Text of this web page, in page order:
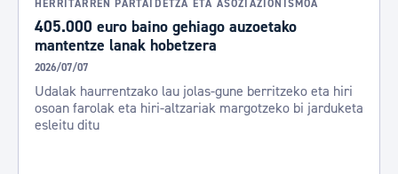
HERRITARREN PARTAIDETZA ETA ASOZIAZIONISMOA
405.000 euro baino gehiago auzoetako
mantentze lanak hobetzera
2026/07/07
Udalak haurrentzako lau jolas-gune berritzeko eta hiri
osoan farolak eta hiri-altzariak margotzeko bi jarduketa
esleitu ditu